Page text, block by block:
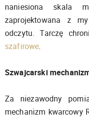
naniesiona skala
zaprojektowana z
odczytu. Tarczę
szafirowe.
Szwajcarski
Za niezawodny
mechanizm kwarcowy